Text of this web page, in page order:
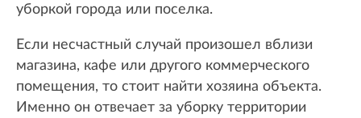
уборкой города или поселка.
Если несчастный случай произошел вблизи
магазина, кафе или другого коммерческого
помещения, то стоит найти хозяина объекта.
Именно он отвечает за уборку территории